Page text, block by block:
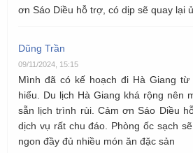
ơn Sáo Diều hỗ trợ, có dịp sẽ quay lại
Dũng Trần
09/11/2024, 15:15
Mình đã có kế hoạch đi Hà Giang
hiểu. Du lịch Hà Giang khá rộng nên
sẵn lịch trình rùi. Cảm ơn Sáo Diều
dịch vụ rất chu đáo. Phòng ốc sạch
ngon đầy đủ nhiều món ăn đặc sản